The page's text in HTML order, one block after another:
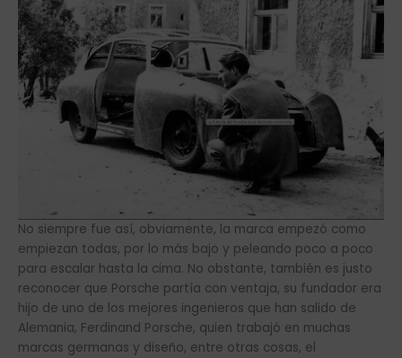
No siempre fue así, obviamente, la marca empezó como
empiezan todas, por lo más bajo y peleando poco a poco
para escalar hasta la cima. No obstante, también es justo
reconocer que Porsche partía con ventaja, su fundador era
hijo de uno de los mejores ingenieros que han salido de
Alemania, Ferdinand Porsche, quien trabajó en muchas
marcas germanas y diseño, entre otras cosas, el